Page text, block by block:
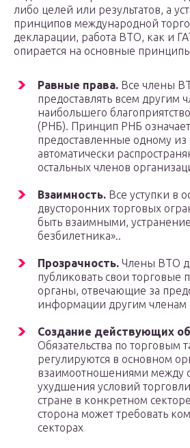
либо целей или результатов, а
принципов международной
декларации, работа ВТО, как и
опирается на основные
Равные права. Все члены
предоставлять всем другим
наибольшего
(РНБ). Принцип РНБ
предоставленные одному
автоматически
остальных членов
Взаимность. Все уступки в
двусторонних торговых
быть взаимными,
безбилетника»..
Прозрачность. Члены ВТО
публиковать свои торговые
органы, отвечающие за
информации другим
Создание действующих
Обязательства по торговым
регулируются в основном
взаимоотношениями между
ухудшения условий
стране в конкретном
сторона может требовать
секторах